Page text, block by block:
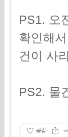
PS1. 오
확인해
건이 사
PS2. 물
공감